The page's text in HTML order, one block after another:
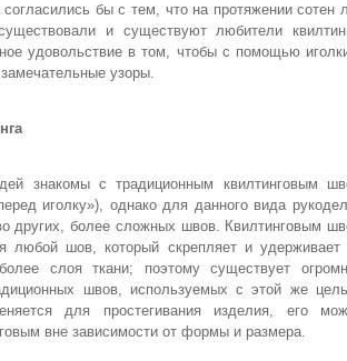
согласились бы с тем, что на протяжении сотен
и существуют любители
удовольствие в том, чтобы с помощью
узоры.
знакомы с традиционным квилтинговым
иголку»), однако для данного вида
других, более сложных швов. Квилтинговым
любой шов, который скрепляет и удерживает
слоя ткани; поэтому существует
швов, используемых с этой же
для простегивания изделия, его
вне зависимости от формы и размера.